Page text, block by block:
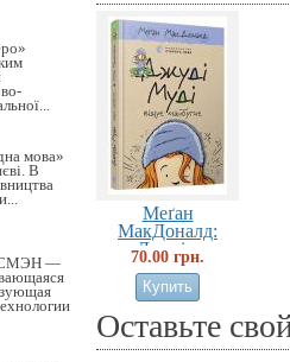
мова»
В
—
Меґан
МакДоналд:
Джуді...
70.00 грн.
Оставьте